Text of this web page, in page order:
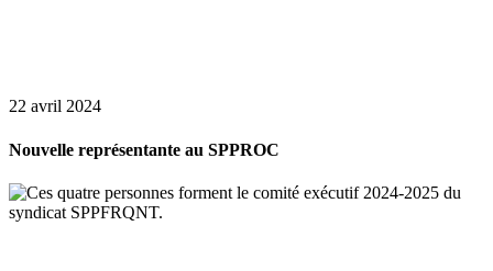
22 avril 2024
Nouvelle représentante au SPPROC